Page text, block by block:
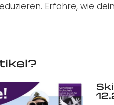
Erfahre, wie